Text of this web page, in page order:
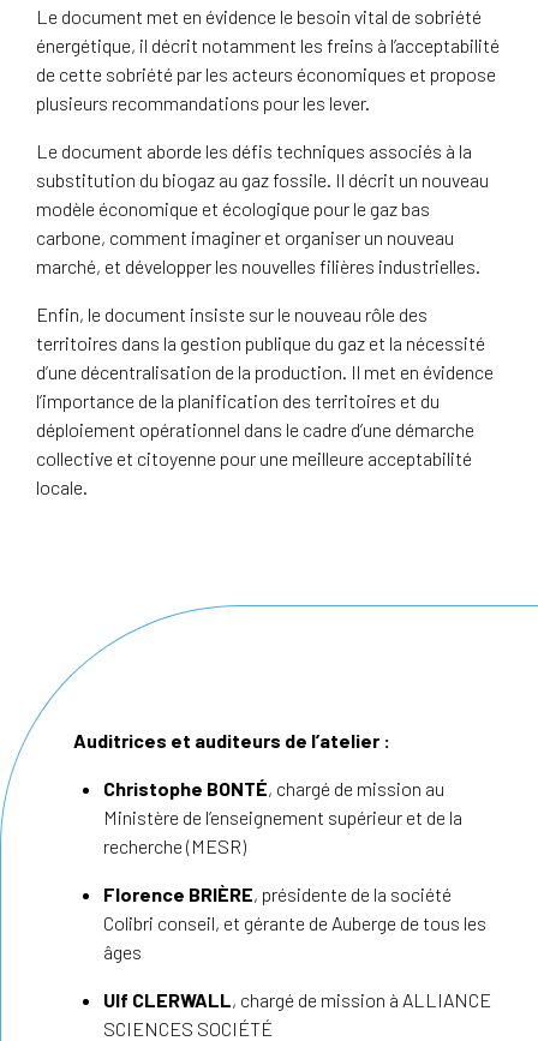
Le document met en évidence le besoin vital de sobriété
énergétique, il décrit notamment les freins à l’acceptabilité
de cette sobriété par les acteurs économiques et propose
plusieurs recommandations pour les lever.
Le document aborde les défis techniques associés à la
substitution du biogaz au gaz fossile. Il décrit un nouveau
modèle économique et écologique pour le gaz bas
carbone, comment imaginer et organiser un nouveau
marché, et développer les nouvelles filières industrielles.
Enfin, le document insiste sur le nouveau rôle des
territoires dans la gestion publique du gaz et la nécessité
d’une décentralisation de la production. Il met en évidence
l’importance de la planification des territoires et du
déploiement opérationnel dans le cadre d’une démarche
collective et citoyenne pour une meilleure acceptabilité
locale.
Auditrices et auditeurs de l’atelier :
Christophe BONTÉ, chargé de mission au
Ministère de l’enseignement supérieur et de la
recherche (MESR)
Florence BRIÈRE, présidente de la société
Colibri conseil, et gérante de Auberge de tous les
âges
Ulf CLERWALL , chargé de mission à ALLIANCE
SCIENCES SOCIÉTÉ